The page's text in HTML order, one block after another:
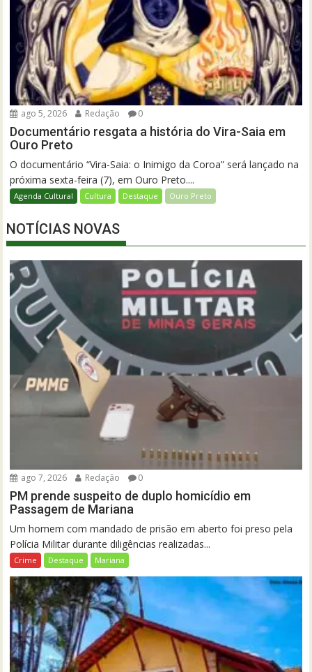
ago 5, 2026 Redação 0
Documentário resgata a história do Vira-Saia em
Ouro Preto
O documentário “Vira-Saia: o Inimigo da Coroa” será lançado na
próxima sexta-feira (7), em Ouro Preto....
Agenda Cultural Cultura Destaque Ouro Preto
NOTÍCIAS NOVAS
ago 7, 2026 Redação 0
PM prende suspeito de duplo homicídio em
Passagem de Mariana
Um homem com mandado de prisão em aberto foi preso pela
Polícia Militar durante diligências realizadas...
Crime Destaque Mariana